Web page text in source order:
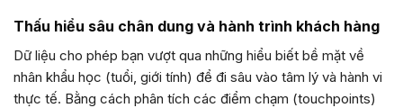
Thấu hiểu sâu chân dung và hành trình khách hàng
Dữ liệu cho phép bạn vượt qua những hiểu biết bề mặt về
nhân khẩu học (tuổi, giới tính) để đi sâu vào tâm lý và hành vi
thực tế. Bằng cách phân tích các điểm chạm (touchpoints)